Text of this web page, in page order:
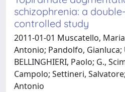
schizophrenia: a
controlled study
2011-01-01 Muscatello,
Antonio; Pandolfo, Gianluca;
BELLINGHIERI, Paolo; G.,
Campolo; Settineri,
Antonio